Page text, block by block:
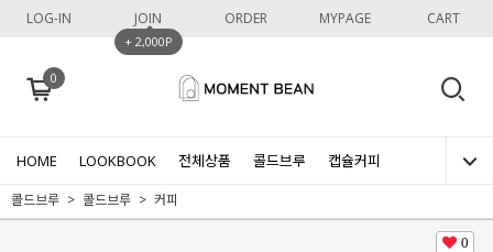
LOG-IN JOIN
+ 2,000P
ORDER MYPAGE CART
0
HOME LOOKBOOK 전체상품 콜드브루 캡슐커피
콜드브루 콜드브루 커피
0